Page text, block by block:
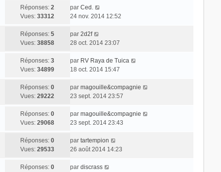
Réponses:2
Vues:33312
par Ced.
24 nov. 2014 12:52
Réponses:5
Vues:38858
par 2d2f
28 oct. 2014 23:07
Réponses:3
Vues:34899
par RV Raya de Tuica
18 oct. 2014 15:47
Réponses:0
Vues:29222
par magouille&compagnie
23 sept. 2014 23:57
Réponses:0
Vues:29068
par magouille&compagnie
23 sept. 2014 23:43
Réponses:0
Vues:29533
par tartempion
26 août 2014 14:23
Réponses:0
par discrass